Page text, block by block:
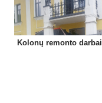
Kolonų remonto darbai